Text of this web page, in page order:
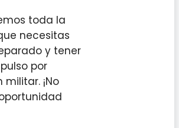
toda la
necesitas
y tener
por
¡No